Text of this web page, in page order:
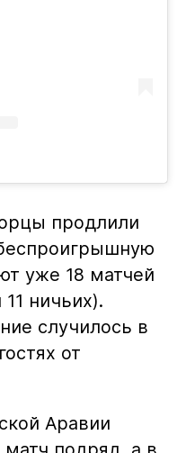
продлили
уже 18 матчей
ничьих).
случилось в
от
Аравии